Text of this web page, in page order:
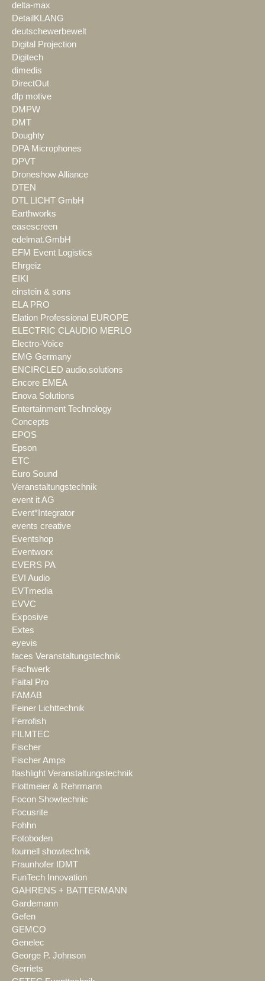
delta-max
DetailKLANG
deutschewerbewelt
Digital Projection
Digitech
dimedis
DirectOut
dlp motive
DMPW
DMT
Doughty
DPA Microphones
DPVT
Droneshow Alliance
DTEN
DTL LICHT GmbH
Earthworks
easescreen
edelmat.GmbH
EFM Event Logistics
Ehrgeiz
EIKI
einstein & sons
ELA PRO
Elation Professional EUROPE
ELECTRIC CLAUDIO MERLO
Electro-Voice
EMG Germany
ENCIRCLED audio.solutions
Encore EMEA
Enova Solutions
Entertainment Technology
Concepts
EPOS
Epson
ETC
Euro Sound
Veranstaltungstechnik
event it AG
Event*Integrator
events creative
Eventshop
Eventworx
EVERS PA
EVI Audio
EVTmedia
EVVC
Exposive
Extes
eyevis
faces Veranstaltungstechnik
Fachwerk
Faital Pro
FAMAB
Feiner Lichttechnik
Ferrofish
FILMTEC
Fischer
Fischer Amps
flashlight Veranstaltungstechnik
Flottmeier & Rehrmann
Focon Showtechnic
Focusrite
Fohhn
Fotoboden
fournell showtechnik
Fraunhofer IDMT
FunTech Innovation
GAHRENS + BATTERMANN
Gardemann
Gefen
GEMCO
Genelec
George P. Johnson
Gerriets